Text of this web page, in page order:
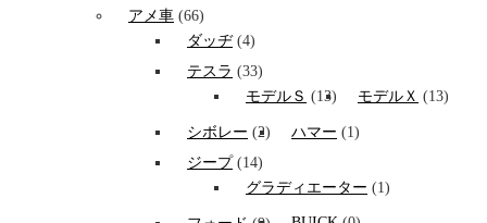
アメ車 (66)
ダッヂ(4)
テスラ (33)
モデルＳ (13) モデルＸ (13)
シボレー (2) ハマー (1)
ジープ(14)
グラディエーター (1)